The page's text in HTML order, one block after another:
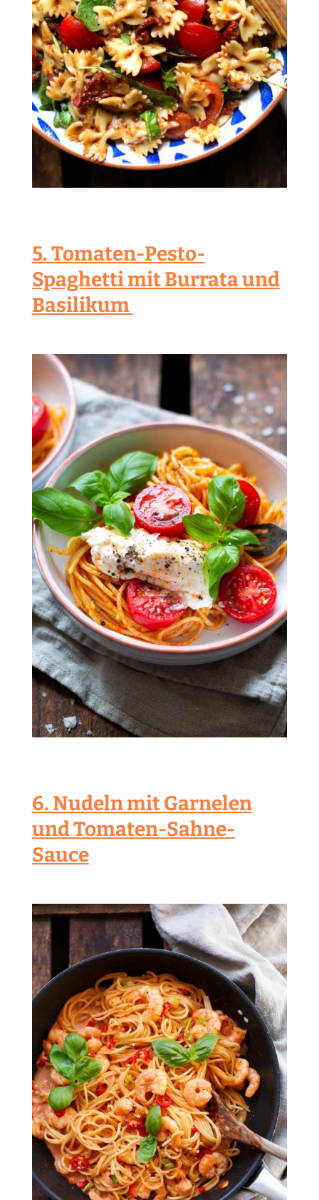
5. Tomaten-Pesto-
Spaghetti mit Burrata und
Basilikum
6. Nudeln mit Garnelen
und Tomaten-Sahne-
Sauce